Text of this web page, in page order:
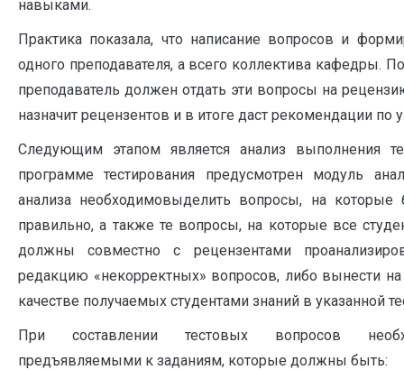
навыками.
Практика показала, что написание вопросов и
одного преподавателя, а всего коллектива кафедры.
преподаватель должен отдать эти вопросы на
назначит рецензентов и в итоге даст рекомендации
Следующим этапом является анализ выполнения
программе тестирования предусмотрен модуль
анализа необходимовыделить вопросы, на которые
правильно, а также те вопросы, на которые все
должны совместно с рецензентами
редакцию «некорректных» вопросов, либо вынести
качестве получаемых студентами знаний в указанной
При составлении тестовых вопросов
предъявляемыми к заданиям, которые должны быть: